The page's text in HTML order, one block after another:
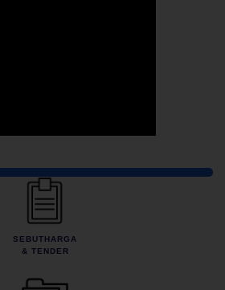
Pautan Pantas
SEBUTHARGA
& TENDER